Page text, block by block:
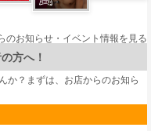
のお知らせ・イベント情報を見る
方へ！
か？まずは、 お店からのお知ら